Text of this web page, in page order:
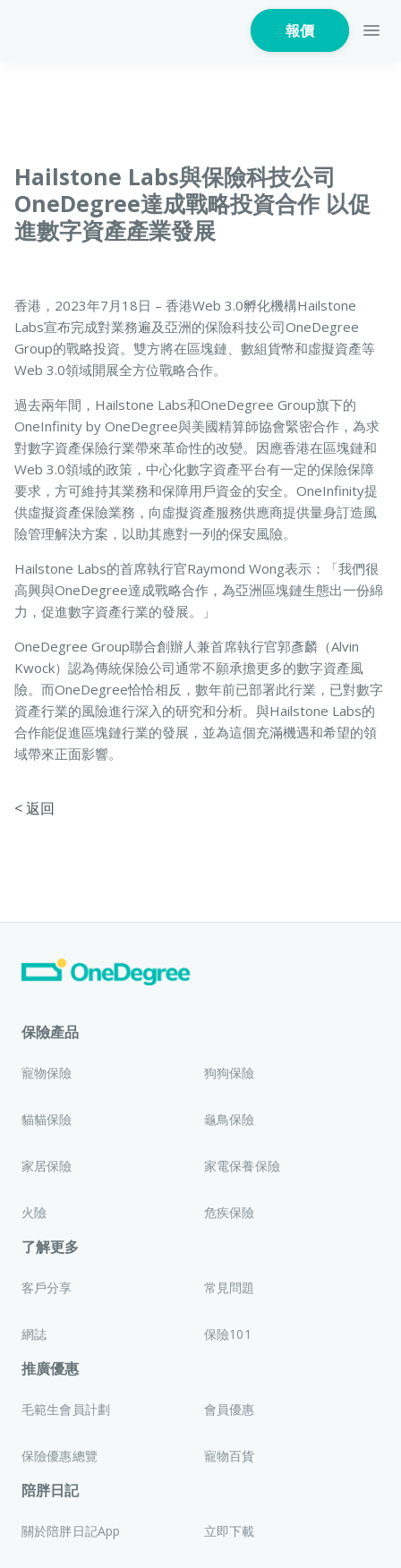
報價
家電保養保險
火險
寵物保險
Hailstone Labs與保險科技公司
OneDegree達成戰略投資合作 以促
進數字資產產業發展
香港，2023年7月18日 – 香港Web 3.0孵化機構Hailstone
Labs宣布完成對業務遍及亞洲的保險科技公司OneDegree
Group的戰略投資。雙方將在區塊鏈、數組貨幣和虛擬資產等
Web 3.0領域開展全方位戰略合作。
過去兩年間，Hailstone Labs和OneDegree Group旗下的
OneInfinity by OneDegree與美國精算師協會緊密合作，為求
對數字資產保險行業帶來革命性的改變。因應香港在區塊鏈和
Web 3.0領域的政策，中心化數字資產平台有一定的保險保障
要求，方可維持其業務和保障用戶資金的安全。OneInfinity提
供虛擬資產保險業務，向虛擬資產服務供應商提供量身訂造風
險管理解決方案，以助其應對一列的保安風險。
Hailstone Labs的首席執行官Raymond Wong表示：「我們很
高興與OneDegree達成戰略合作，為亞洲區塊鏈生態出一份綿
力，促進數字資產行業的發展。」
OneDegree Group聯合創辦人兼首席執行官郭彥麟（Alvin
Kwock）認為傳統保險公司通常不願承擔更多的數字資產風
險。而OneDegree恰恰相反，數年前已部署此行業，已對數字
資產行業的風險進行深入的研究和分析。與Hailstone Labs的
合作能促進區塊鏈行業的發展，並為這個充滿機遇和希望的領
域帶來正面影響。
< 返回
保險產品
寵物保險 狗狗保險
貓貓保險 龜鳥保險
家居保險 家電保養保險
火險 危疾保險
了解更多
客戶分享 常見問題
網誌 保險101
推廣優惠
毛範生會員計劃 會員優惠
保險優惠總覽 寵物百貨
陪胖日記
關於陪胖日記App 立即下載